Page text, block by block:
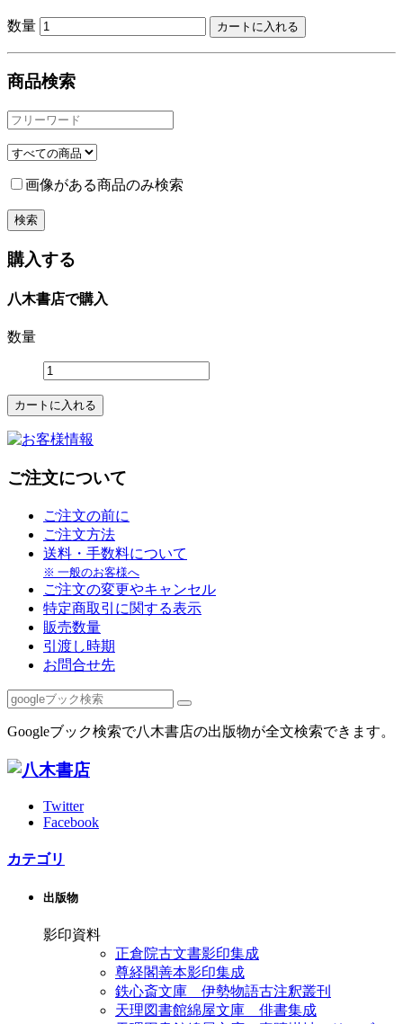
数量
商品検索
画像がある商品のみ検索
購入する
八木書店で購入
数量
ご注文について
ご注文の前に
ご注文方法
送料・手数料について
※ 一般のお客様へ
ご注文の変更やキャンセル
特定商取引に関する表示
販売数量
引渡し時期
お問合せ先
Googleブック検索で八木書店の出版物が全文検索できます。
Twitter
Facebook
カテゴリ
出版物
影印資料
正倉院古文書影印集成
尊経閣善本影印集成
鉄心斎文庫 伊勢物語古注釈叢刊
天理図書館綿屋文庫 俳書集成